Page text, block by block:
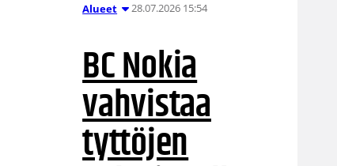
Alueet 28.07.2026 15:54
BC Nokia
vahvistaa
tyttöjen